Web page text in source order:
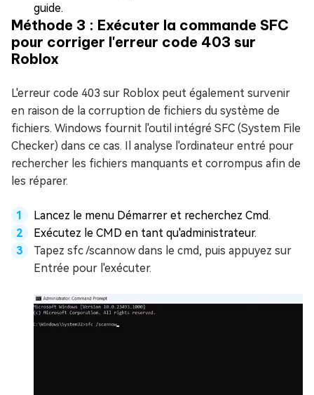
guide.
Méthode 3 : Exécuter la commande SFC
pour corriger l'erreur code 403 sur
Roblox
L'erreur code 403 sur Roblox peut également survenir
en raison de la corruption de fichiers du système de
fichiers. Windows fournit l'outil intégré SFC (System File
Checker) dans ce cas. Il analyse l'ordinateur entré pour
rechercher les fichiers manquants et corrompus afin de
les réparer.
Lancez le menu Démarrer et recherchez Cmd.
Exécutez le CMD en tant qu'administrateur.
Tapez sfc /scannow dans le cmd, puis appuyez sur
Entrée pour l'exécuter.